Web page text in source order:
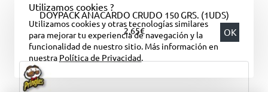
Utilizamos cookies ?
Utilizamos cookies y otras tecnologías similares
para mejorar tu experiencia de navegación y la
funcionalidad de nuestro sitio. Más información en
nuestra Política de Privacidad.
OK
DOYPACK ANACARDO CRUDO 150 GRS. (1UDS)
2,65€